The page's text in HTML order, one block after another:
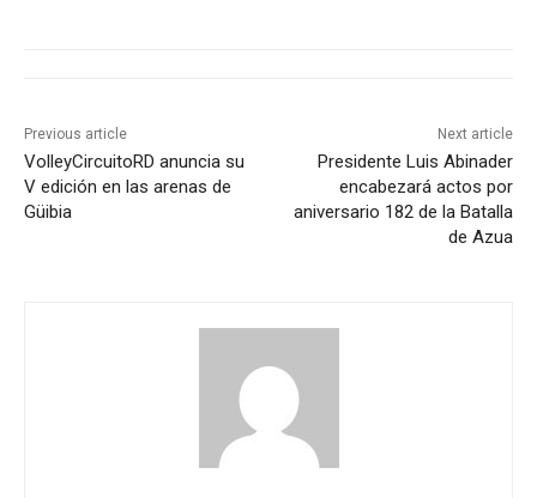
Previous article
VolleyCircuitoRD anuncia su
V edición en las arenas de
Güibia
Next article
Presidente Luis Abinader
encabezará actos por
aniversario 182 de la Batalla
de Azua